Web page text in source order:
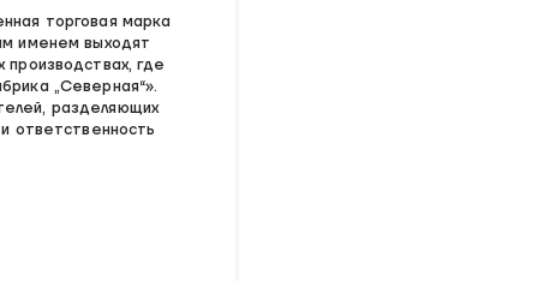
торговая марка
именем выходят
где
„Северная“».
разделяющих
ответственность